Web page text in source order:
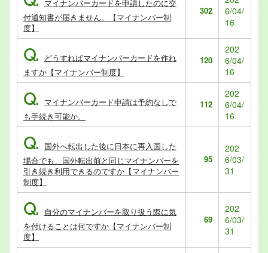
マイナンバーカードを申請したのに交
付通知書が届きません。【マイナンバー制
度】
302
6/04/
16
Q.
どうすればマイナンバーカードを作れ
ますか【マイナンバー制度】
120
202
6/04/
16
Q. マイナンバーカード申請は予約なしで
も手続き可能か。
112
202
6/04/
16
Q. 国外へ転出した後に日本に再入国した
場合でも、国外転出前と同じマイナンバーを
引き続き利用できるのですか【マイナンバー
制度】
95
202
6/03/
31
Q. 自分のマイナンバーを取り扱う際に気
を付けることは何ですか【マイナンバー制
度】
69
202
6/03/
31